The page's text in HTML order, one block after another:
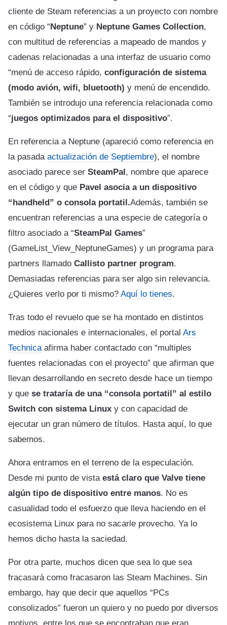
cliente de Steam referencias a un proyecto con nombre
en código “Neptune” y Neptune Games Collection,
con multitud de referencias a mapeado de mandos y
cadenas relacionadas a una interfaz de usuario como
“menú de acceso rápido, configuración de sistema
(modo avión, wifi, bluetooth) y menú de encendido.
También se introdujo una referencia relacionada como
“juegos optimizados para el dispositivo”.
En referencia a Neptune (apareció como referencia en
la pasada actualización de Septiembre), el nombre
asociado parece ser SteamPal, nombre que aparece
en el código y que Pavel asocia a un dispositivo
“handheld” o consola portatil.Además, también se
encuentran referencias a una especie de categoría o
filtro asociado a “SteamPal Games”
(GameList_View_NeptuneGames) y un programa para
partners llamado Callisto partner program.
Demasiadas referencias para ser algo sin relevancia.
¿Quieres verlo por ti mismo? Aquí lo tienes.
Tras todo el revuelo que se ha montado en distintos
medios nacionales e internacionales, el portal Ars
Technicaafirma haber contactado con “multiples
fuentes relacionadas con el proyecto” que afirman que
llevan desarrollando en secreto desde hace un tiempo
y que se trataría de una “consola portatil” al estilo
Switch con sistema Linux y con capacidad de
ejecutar un gran número de títulos. Hasta aquí, lo que
sabemos.
Ahora entramos en el terreno de la especulación.
Desde mi punto de vista está claro que Valve tiene
algún tipo de dispositivo entre manos. No es
casualidad todo el esfuerzo que lleva haciendo en el
ecosistema Linux para no sacarle provecho. Ya lo
hemos dicho hasta la saciedad.
Por otra parte, muchos dicen que sea lo que sea
fracasará como fracasaron las Steam Machines. Sin
embargo, hay que decir que aquellos “PCs
consolizados” fueron un quiero y no puedo por diversos
motivos, entre los que se encontraban que eran